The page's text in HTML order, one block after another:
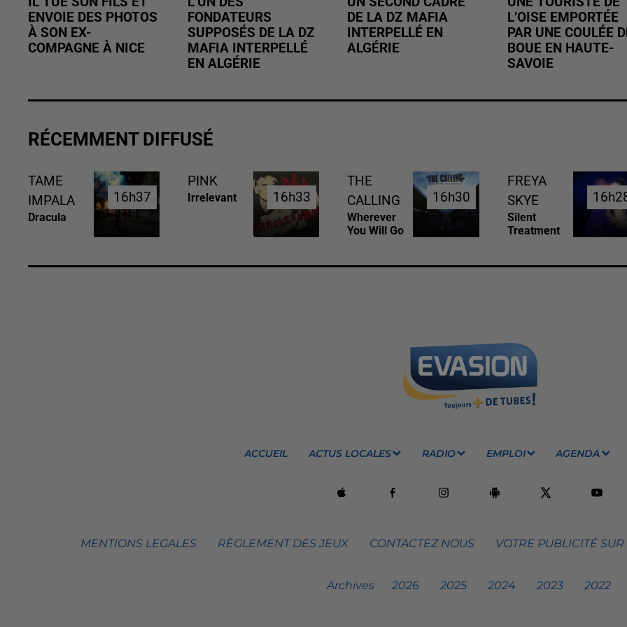
ENVOIE DES PHOTOS
À SON EX-
COMPAGNE À NICE
FONDATEURS
SUPPOSÉS DE LA DZ
MAFIA INTERPELLÉ
EN ALGÉRIE
DE LA DZ MAFIA
INTERPELLÉ EN
ALGÉRIE
L’OISE EMPORTÉE
PAR UNE COULÉE
BOUE EN HAUTE-
SAVOIE
RÉCEMMENT DIFFUSÉ
TAME
IMPALA
Dracula
16h37
16h37
PINK
Irrelevant 16h33
16h33
THE
CALLING
Wherever
You Will Go
16h30
16h30
FREYA
SKYE
Silent
Treatment
ACCUEIL ACTUS LOCALES RADIO EMPLOI AGENDA
MENTIONS LEGALES RÈGLEMENT DES JEUX CONTACTEZ NOUS VOTRE PUBLICITÉ
Archives 2026 2025 2024 2023 2022